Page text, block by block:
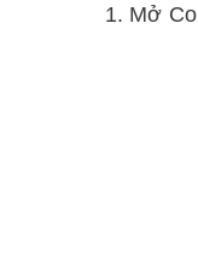
1. Mở